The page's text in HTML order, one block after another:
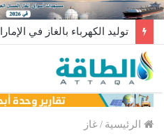
توليد الكهرباء بالغاز في
الرئيسية /غاز